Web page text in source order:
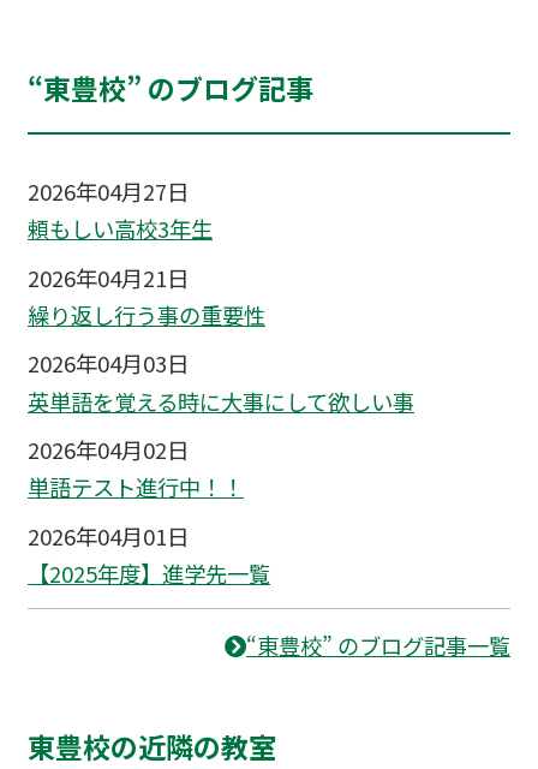
“東豊校” のブログ記事
2026年04月27日
頼もしい高校3年生
2026年04月21日
繰り返し行う事の重要性
2026年04月03日
英単語を覚える時に大事にして欲しい事
2026年04月02日
単語テスト進行中！！
2026年04月01日
【2025年度】進学先一覧
“東豊校” のブログ記事一覧
東豊校の近隣の教室